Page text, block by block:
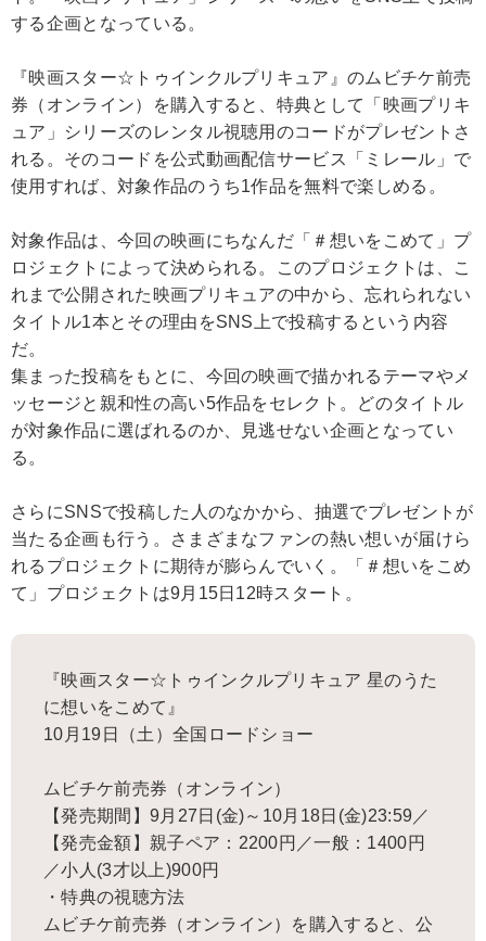
する企画となっている。
『映画スター☆トゥインクルプリキュア』のムビチケ前売
券（オンライン）を購入すると、特典として「映画プリキ
ュア」シリーズのレンタル視聴用のコードがプレゼントさ
れる。そのコードを公式動画配信サービス「ミレール」で
使用すれば、対象作品のうち1作品を無料で楽しめる。
対象作品は、今回の映画にちなんだ「＃想いをこめて」プ
ロジェクトによって決められる。このプロジェクトは、こ
れまで公開された映画プリキュアの中から、忘れられない
タイトル1本とその理由をSNS上で投稿するという内容
だ。
集まった投稿をもとに、今回の映画で描かれるテーマやメ
ッセージと親和性の高い5作品をセレクト。どのタイトル
が対象作品に選ばれるのか、見逃せない企画となってい
る。
さらにSNSで投稿した人のなかから、抽選でプレゼントが
当たる企画も行う。さまざまなファンの熱い想いが届けら
れるプロジェクトに期待が膨らんでいく。「＃想いをこめ
て」プロジェクトは9月15日12時スタート。
『映画スター☆トゥインクルプリキュア 星のうた
に想いをこめて』
10月19日（土）全国ロードショー
ムビチケ前売券（オンライン）
【発売期間】9月27日(金)～10月18日(金)23:59／
【発売金額】親子ペア：2200円／一般：1400円
／小人(3才以上)900円
・特典の視聴方法
ムビチケ前売券（オンライン）を購入すると、公